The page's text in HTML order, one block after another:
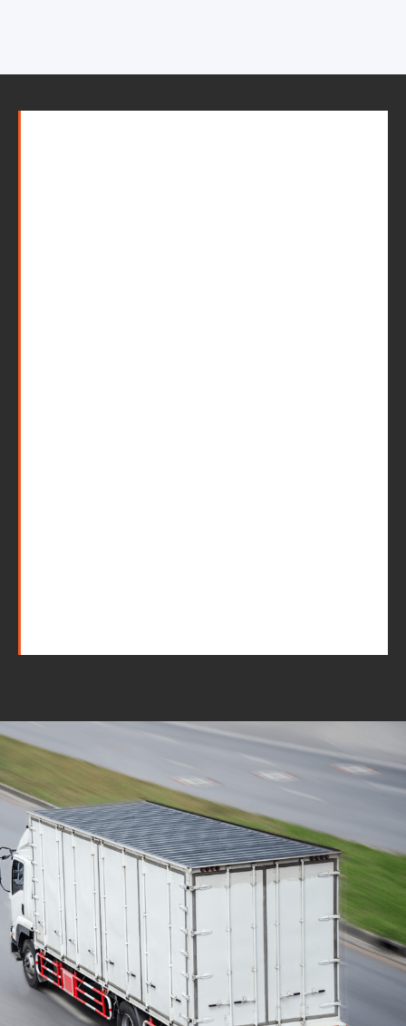
com equipe especializada
e profissionais
cuidadosos
Solicite seu orçamento personalizado e
online sem compromisso com a nossa
equipe, consulte a opção de contratar o
serviço para a região que você deseja
mudar de endereço, deixe tudo conosco e
conte com uma empresa de tradição no
mercado de transporte de móveis.